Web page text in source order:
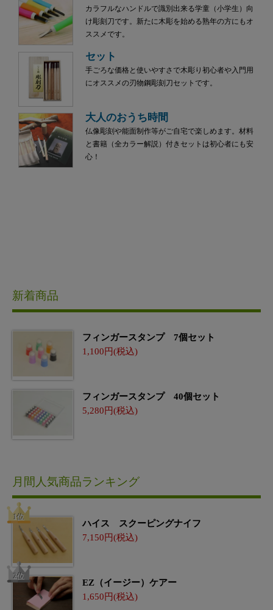
カラフルなハンドルで識別出来る学童（小学生）向
け彫刻刀です。新たに木彫を始める熟年の方にもオ
ススメです。
セット
手ごろな価格と使いやすさで木彫り初心者や入門用
にオススメの刃物鋼彫刻刀セットです。
大人のおうち時間
仏像彫刻や能面制作等がご自宅で楽しめます。材料
と書籍（全カラー解説）付きセットは初心者にも安
心！
新着商品
フィンガースタンプ 7個セット
1,100
フィンガースタンプ 40個セット
5,280
月間人気商品ランキング
ハイス スクーピングナイフ
7,150
EZ（イージー）ケアー
1,650